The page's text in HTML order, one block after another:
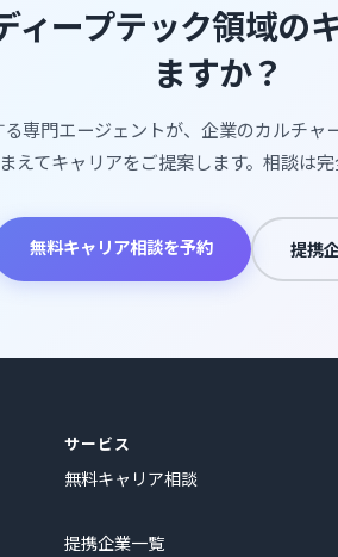
ィープテック領域の
ますか？
専門エージェントが、企業のカルチャ
まえてキャリアをご提案します。相談は完
無料キャリア相談を予約 提携
サービス
無料キャリア相談
提携企業一覧